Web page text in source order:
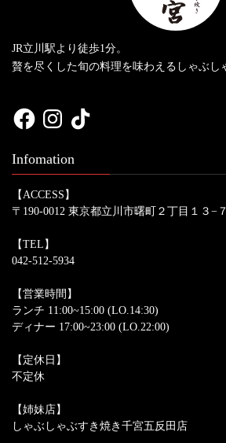
JR立川駅より徒歩1分。
贅を尽くした旬の料理を味わえるしゃぶし
FacebookInstagramTikTok
Infomation
【ACCESS】
〒190-0012 東京都立川市曙町２丁目１３−
【TEL】
042-512-5934
【営業時間】
ランチ 11:00~15:00 (LO.14:30)
ディナー 17:00~23:00 (LO.22:00)
【定休日】
不定休
【姉妹店】
しゃぶしゃぶすき焼き千宮五反田店